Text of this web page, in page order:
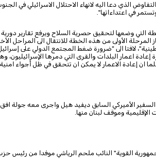
الذي دعا اليه لانهاء الاحتلال الاسرائيلي في
في اعتداءاتها".
التي وضعها لتحقيق حصرية السلاح ويرفع تقارير دورية
المرحلة الأولى من هذه الخطة للانتقال الى
لافتا الى "ضرورة ضغط المجتمع الدولي على
إعادة اعمار البلدات والقرى التي دمرها
ان إعادة الاعمار لا يمكن ان تتحقق في ظل أجواء
الأميركي السابق ديفيد هيل واجرى معه جولة افق
وموقف لبنان منها.
القوية" النائب ملحم الرياشي موفدا من رئيس